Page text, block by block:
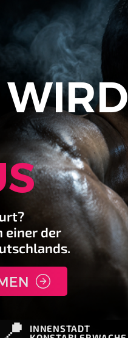
einer der
INNENSTADT